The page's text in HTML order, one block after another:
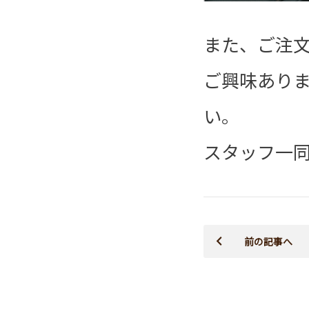
また、ご注
ご興味あり
い。
スタッフ一
前の記事へ